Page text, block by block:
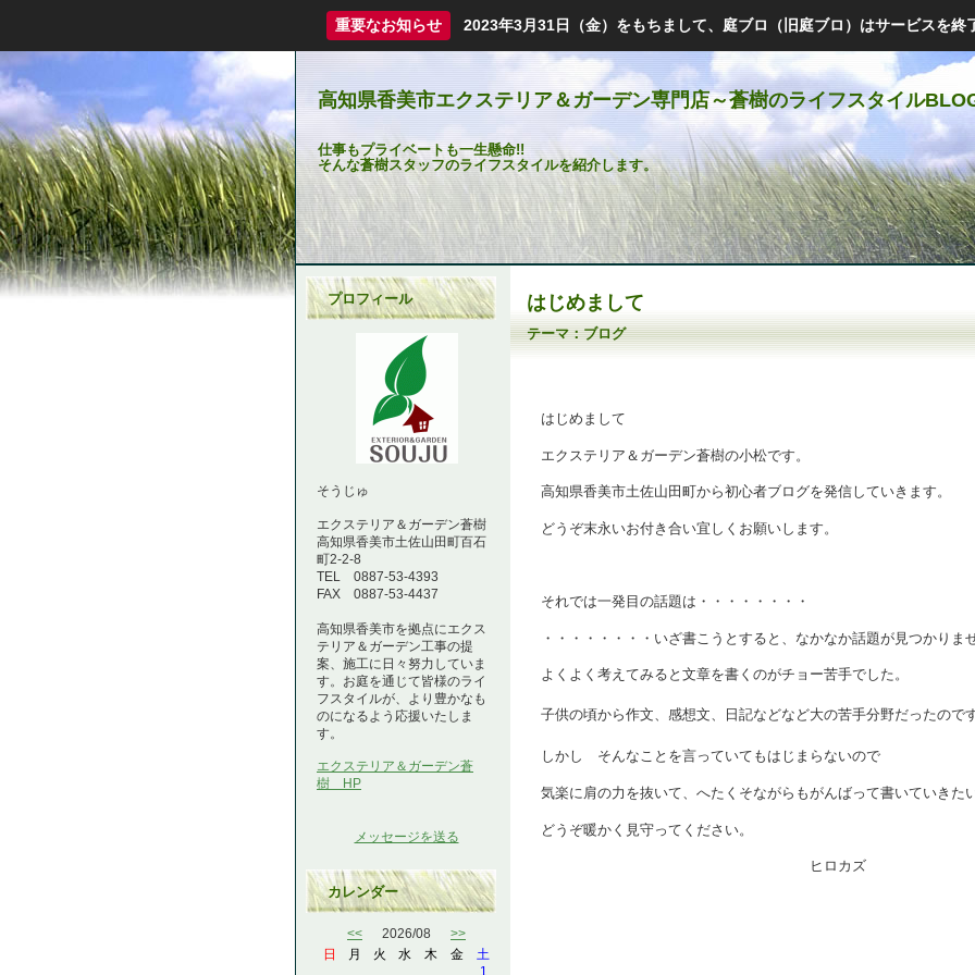
重要なお知らせ 2023年3月31日（金）をもちまして、庭ブロ（旧庭ブロ）はサービスを終
高知県香美市エクステリア＆ガーデン専門店～蒼樹のライフスタイル
仕事もプライベートも一生懸命!!
そんな蒼樹スタッフのライフスタイルを紹介します。
はじめまして
テーマ：ブログ
はじめまして
エクステリア＆ガーデン蒼樹の小松です。
高知県香美市土佐山田町から初心者ブログを発信していきます。
どうぞ末永いお付き合い宜しくお願いします。
それでは一発目の話題は・・・・・・・・
・・・・・・・・いざ書こうとすると、なかなか話題が見つかりませ
よくよく考えてみると文章を書くのがチョー苦手でした。
子供の頃から作文、感想文、日記などなど大の苦手分野だったのです
しかし そんなことを言っていてもはじまらないので
気楽に肩の力を抜いて、へたくそながらもがんばって書いていきた
どうぞ暖かく見守ってください。
ヒロカズ
プロフィール
そうじゅ
エクステリア＆ガーデン蒼樹
高知県香美市土佐山田町百石
町2-2-8
TEL 0887-53-4393
FAX 0887-53-4437
高知県香美市を拠点にエクス
テリア＆ガーデン工事の提
案、施工に日々努力していま
す。お庭を通じて皆様のライ
フスタイルが、より豊かなも
のになるよう応援いたしま
す。
エクステリア＆ガーデン蒼
樹 HP
メッセージを送る
カレンダー
<< 2026/08 >>
日
月 火 水 木 金
土